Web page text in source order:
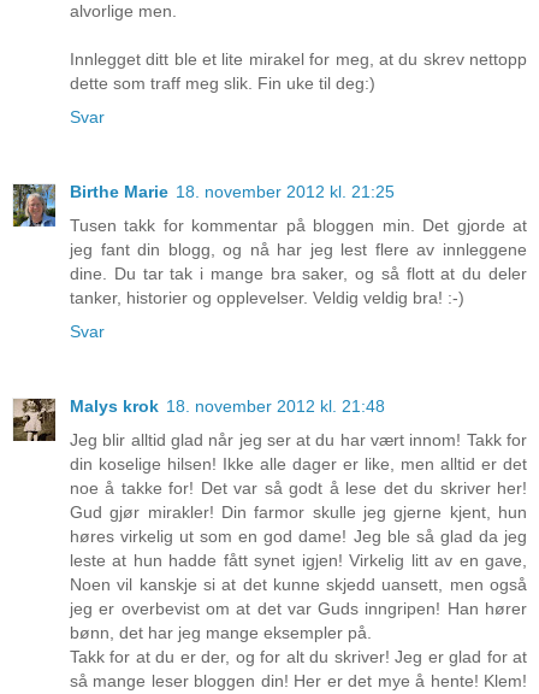
alvorlige men.
Innlegget ditt ble et lite mirakel for meg, at du skrev nettopp
dette som traff meg slik. Fin uke til deg:)
Svar
Birthe Marie 18. november 2012 kl. 21:25
Tusen takk for kommentar på bloggen min. Det gjorde at
jeg fant din blogg, og nå har jeg lest flere av innleggene
dine. Du tar tak i mange bra saker, og så flott at du deler
tanker, historier og opplevelser. Veldig veldig bra! :-)
Svar
Malys krok 18. november 2012 kl. 21:48
Jeg blir alltid glad når jeg ser at du har vært innom! Takk for
din koselige hilsen! Ikke alle dager er like, men alltid er det
noe å takke for! Det var så godt å lese det du skriver her!
Gud gjør mirakler! Din farmor skulle jeg gjerne kjent, hun
høres virkelig ut som en god dame! Jeg ble så glad da jeg
leste at hun hadde fått synet igjen! Virkelig litt av en gave,
Noen vil kanskje si at det kunne skjedd uansett, men også
jeg er overbevist om at det var Guds inngripen! Han hører
bønn, det har jeg mange eksempler på.
Takk for at du er der, og for alt du skriver! Jeg er glad for at
så mange leser bloggen din! Her er det mye å hente! Klem!